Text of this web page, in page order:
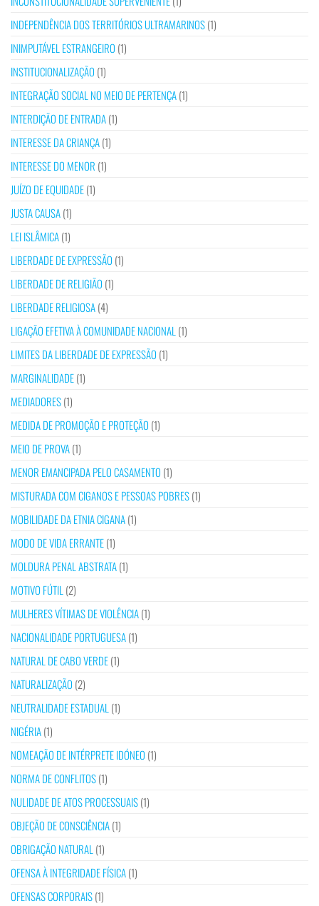
INDEPENDÊNCIA DOS TERRITÓRIOS ULTRAMARINOS(1)
INIMPUTÁVEL ESTRANGEIRO (1)
INSTITUCIONALIZAÇÃO (1)
INTEGRAÇÃO SOCIAL NO MEIO DE PERTENÇA(1)
INTERDIÇÃO DE ENTRADA(1)
INTERESSE DA CRIANÇA(1)
INTERESSE DO MENOR (1)
JUÍZO DE EQUIDADE(1)
JUSTA CAUSA(1)
LEI ISLÂMICA(1)
LIBERDADE DE EXPRESSÃO (1)
LIBERDADE DE RELIGIÃO (1)
LIBERDADE RELIGIOSA(4)
LIGAÇÃO EFETIVA À COMUNIDADE NACIONAL (1)
LIMITES DA LIBERDADE DE EXPRESSÃO (1)
MARGINALIDADE(1)
MEDIADORES(1)
MEDIDA DE PROMOÇÃO E PROTEÇÃO (1)
MEIO DE PROVA(1)
MENOR EMANCIPADA PELO CASAMENTO (1)
MISTURADA COM CIGANOS E PESSOAS POBRES(1)
MOBILIDADE DA ETNIA CIGANA(1)
MODO DE VIDA ERRANTE(1)
MOLDURA PENAL ABSTRATA(1)
MOTIVO FÚTIL (2)
MULHERES VÍTIMAS DE VIOLÊNCIA(1)
NACIONALIDADE PORTUGUESA(1)
NATURAL DE CABO VERDE(1)
NATURALIZAÇÃO (2)
NEUTRALIDADE ESTADUAL (1)
NIGÉRIA(1)
NOMEAÇÃO DE INTÉRPRETE IDÓNEO (1)
NORMA DE CONFLITOS(1)
NULIDADE DE ATOS PROCESSUAIS(1)
OBJEÇÃO DE CONSCIÊNCIA(1)
OBRIGAÇÃO NATURAL (1)
OFENSA À INTEGRIDADE FÍSICA(1)
OFENSAS CORPORAIS(1)